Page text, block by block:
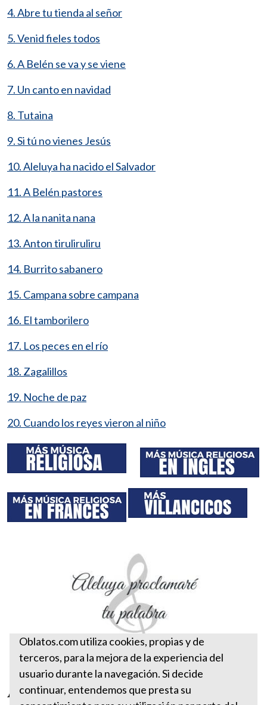
4. Abre tu tienda al señor
5. Venid fieles todos
6. A Belén se va y se viene
7. Un canto en navidad
8. Tutaina
9. Si tú no vienes Jesús
10. Aleluya ha nacido el Salvador
11. A Belén pastores
12. A la nanita nana
13. Anton tiruliruliru
14. Burrito sabanero
15. Campana sobre campana
16. El tamborilero
17. Los peces en el río
18. Zagalillos
19. Noche de paz
20. Cuando los reyes vieron al niño
Aleluya proclamaré tu palabra
Oblatos.com utiliza cookies, propias y de
terceros, para la mejora de la experiencia del
usuario durante la navegación. Si decide
continuar, entendemos que presta su